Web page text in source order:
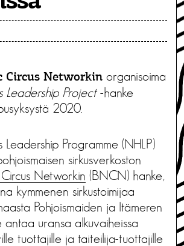
Circus Networkin organisoima
Leadership Project-hanke
2020.
Programme (NHLP)
sirkusverkoston
Networkin (BNCN) hanke,
kymmenen sirkustoimijaa
Pohjoismaiden ja Itämeren
antaa uransa alkuvaiheissa
tuottajille ja taiteilija-tuottajille